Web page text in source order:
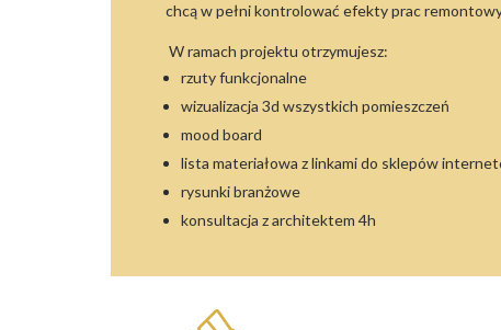
chcą w pełni kontrolować efekty prac
W ramach projektu otrzymujesz:
rzuty funkcjonalne
wizualizacja 3d wszystkich pomieszczeń
mood board
lista materiałowa z linkami do sklepów
rysunki branżowe
konsultacja z architektem 4h